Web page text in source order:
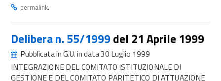
permalink.
Delibera n. 55/1999del 21 Aprile 1999
Pubblicata in G.U. in data 30 Luglio 1999
INTEGRAZIONE DEL COMITATO ISTITUZIONALE DI
GESTIONE E DEL COMITATO PARITETICO DI ATTUAZIONE